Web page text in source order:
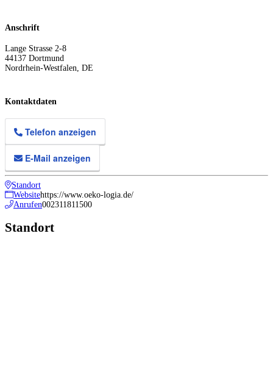
Anschrift
Lange Strasse 2-8
44137 Dortmund
Nordrhein-Westfalen, DE
Kontaktdaten
Telefon anzeigen
E-Mail anzeigen
Standort
Websitehttps://www.oeko-logia.de/
Anrufen002311811500
Standort